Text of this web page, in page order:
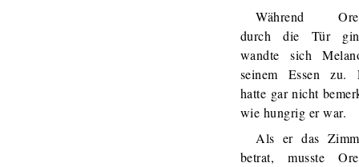
Während
durch die Tür
wandte sich
seinem Essen zu.
hatte gar nicht
wie hungrig er war.
Als er das
betrat, musste